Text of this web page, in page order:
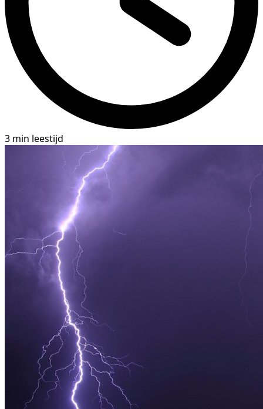
3 min leestijd